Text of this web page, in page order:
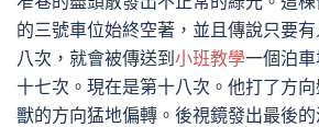
的三號車位始終空著，並且傳說只要
八次，就會被傳送到 小班教學一個泊
十七次。現在是第十八次。他打了方
獸的方向猛地偏轉。後視鏡發出最後的